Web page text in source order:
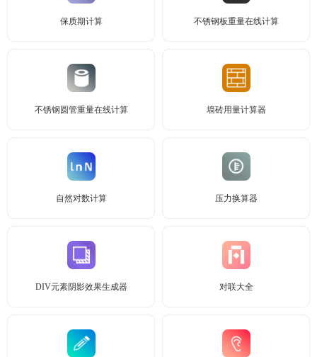
保质期计算 不锈钢板重量在线计算
不锈钢圆管重量在线计算 墙砖用量计算器
自然对数计算 压力换算器
DIV元素阴影效果生成器 对联大全